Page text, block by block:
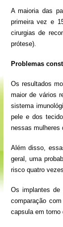
A maioria das
primeira vez e
cirurgias de
prótese).
Problemas
Os resultados
maior de vários
sistema
pele e dos
nessas mulheres
Além disso,
geral, uma
risco quatro
Os implantes
comparação
capsula em torno